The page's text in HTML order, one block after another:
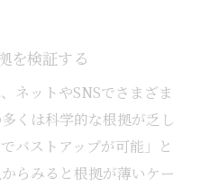
を検証する
ネットやSNSでさまざま
くは科学的な根拠が乏し
バストアップが可能」と
らみると根拠が薄いケー